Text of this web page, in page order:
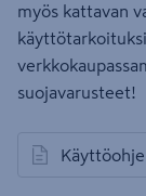
myös kattavan
suojavarusteet!
Käyttöohje
avautuu